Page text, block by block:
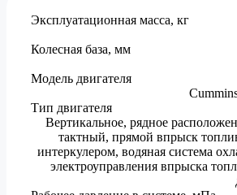
Эксплуатационная масса, кг
Колесная база, мм
Модель двигателя
Тип двигателя
Вертикальное, рядное
тактный, прямой впрыск
интеркулером, водяная система
электроуправления впрыска